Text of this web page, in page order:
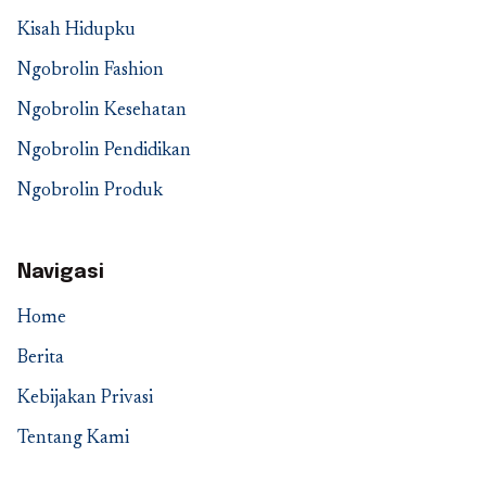
Kisah Hidupku
Ngobrolin Fashion
Ngobrolin Kesehatan
Ngobrolin Pendidikan
Ngobrolin Produk
Navigasi
Home
Berita
Kebijakan Privasi
Tentang Kami